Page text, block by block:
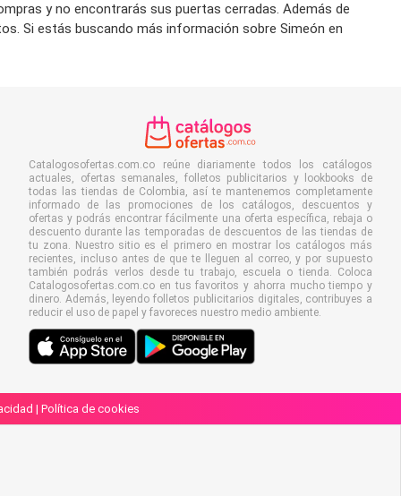
y no encontrarás sus puertas cerradas. Además de
Si estás buscando más información sobre Simeón en
Catalogosofertas.com.co reúne diariamente todos los catálogos
actuales, ofertas semanales, folletos publicitarios y lookbooks de
todas las tiendas de Colombia, así te mantenemos completamente
informado de las promociones de los catálogos, descuentos y
ofertas y podrás encontrar fácilmente una oferta específica, rebaja o
descuento durante las temporadas de descuentos de las tiendas de
tu zona. Nuestro sitio es el primero en mostrar los catálogos más
recientes, incluso antes de que te lleguen al correo, y por supuesto
también podrás verlos desde tu trabajo, escuela o tienda. Coloca
Catalogosofertas.com.co en tus favoritos y ahorra mucho tiempo y
dinero. Además, leyendo folletos publicitarios digitales, contribuyes a
reducir el uso de papel y favoreces nuestro medio ambiente.
| Política de cookies